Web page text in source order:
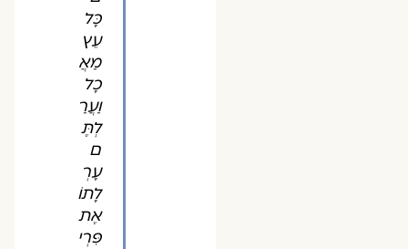
כָּל
עֵץ
מַאֲ
כָל
וַעֲרַ
לְתֶּ
ם
עָרְ
לָתוֹ
אֶת
פִּרְי